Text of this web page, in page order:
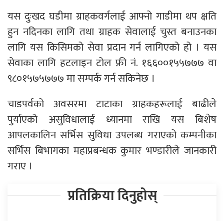
यस दुःखद घडीमा ग्राहकवर्गलाई आफ्नो गाडीमा थप क्षति
हुन नदिनका लागि तथा ग्राहक सेवालाई चुस्त बनाउनका
लागि यस किसिमको सेवा प्रदान गर्न लागिएको हो । यस
सेवाका लागि हटलाइन टोल फ्री नं. १६६००१५५७७७ वा
९८०१५७५७७७ मा सम्पर्क गर्न सकिनेछ ।
चाडपर्वको अवसरमा टाटाका ग्राहकहरूलाई बाढीले
पुर्याएको असुविधालाई ध्यानमा राखि यस बिशेष
आपलकालिन सर्भिस सुविधा उपलब्ध गराएको कम्पनीका
सर्भिस बिभागका महाप्रबन्धक कुमार भण्डारीले जानकारी
गराए ।
प्रतिक्रिया दिनुहोस्